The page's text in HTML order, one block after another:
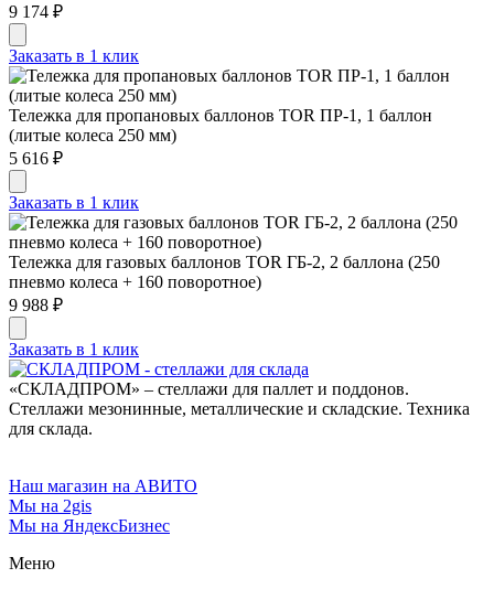
9 174 ₽
Заказать в 1 клик
Тележка для пропановых баллонов TOR ПР-1, 1 баллон
(литые колеса 250 мм)
5 616 ₽
Заказать в 1 клик
Тележка для газовых баллонов TOR ГБ-2, 2 баллона (250
пневмо колеса + 160 поворотное)
9 988 ₽
Заказать в 1 клик
«СКЛАДПРОМ» – стеллажи для паллет и поддонов.
Стеллажи мезонинные, металлические и складские. Техника
для склада.
Наш магазин на АВИТО
Мы на 2gis
Мы на ЯндексБизнес
Меню